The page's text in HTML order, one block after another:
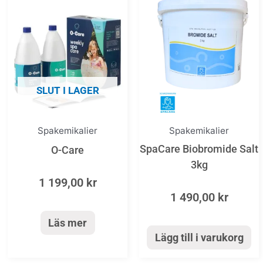
SLUT I LAGER
Spakemikalier
O-Care
1 199,00 kr
Läs mer
Spakemikalier
SpaCare Biobromide Salt
3kg
1 490,00 kr
Lägg till i varukorg